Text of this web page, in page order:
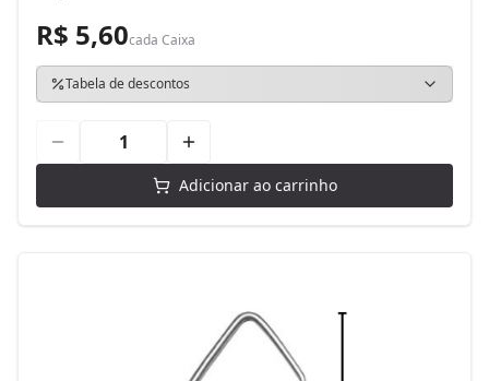
R$ 5,60cada Caixa
Tabela de descontos
Adicionar ao carrinho